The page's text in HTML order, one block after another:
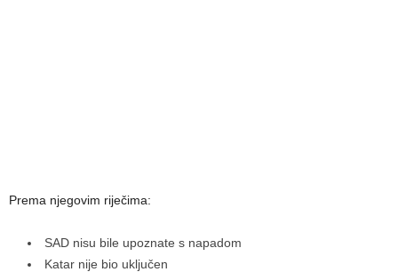
Prema njegovim riječima:
SAD nisu bile upoznate s napadom
Katar nije bio uključen